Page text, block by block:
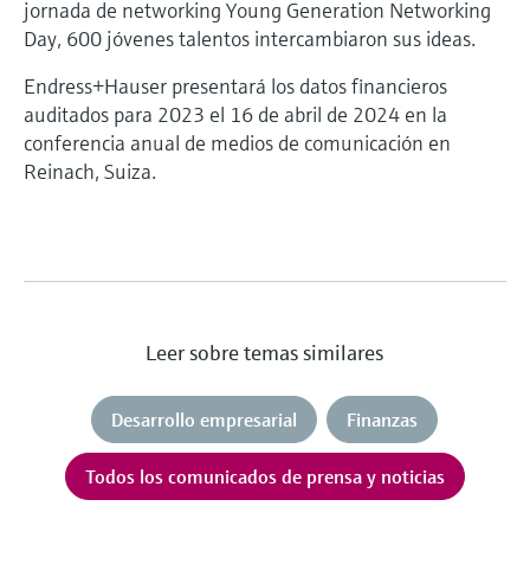
jornada de networking Young Generation Networking
Day, 600 jóvenes talentos intercambiaron sus ideas.
Endress+Hauser presentará los datos financieros
auditados para 2023 el 16 de abril de 2024 en la
conferencia anual de medios de comunicación en
Reinach, Suiza.
Leer sobre temas similares
Desarrollo empresarial Finanzas
Todos los comunicados de prensa y noticias